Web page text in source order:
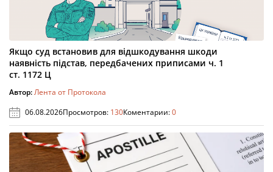
Якщо суд встановив для відшкодування шкоди
наявність підстав, передбачених приписами ч. 1
ст. 1172 Ц
Автор:Лента от Протокола
06.08.2026Просмотров: 130Коментарии:0